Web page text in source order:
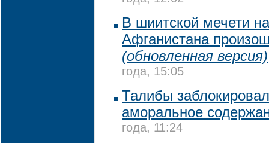
В шиитской мечети
Афганистана
(обновленная версия)
года, 15:05
Талибы
аморальное
года, 11:24